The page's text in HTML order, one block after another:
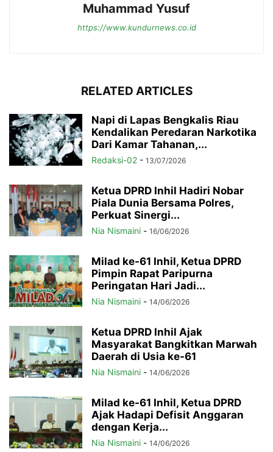
Muhammad Yusuf
https://www.kundurnews.co.id
RELATED ARTICLES
Napi di Lapas Bengkalis Riau
Kendalikan Peredaran Narkotika
Dari Kamar Tahanan,...
Redaksi-02 - 13/07/2026
Ketua DPRD Inhil Hadiri Nobar
Piala Dunia Bersama Polres,
Perkuat Sinergi...
Nia Nismaini - 16/06/2026
Milad ke-61 Inhil, Ketua DPRD
Pimpin Rapat Paripurna
Peringatan Hari Jadi...
Nia Nismaini - 14/06/2026
Ketua DPRD Inhil Ajak
Masyarakat Bangkitkan Marwah
Daerah di Usia ke-61
Nia Nismaini - 14/06/2026
Milad ke-61 Inhil, Ketua DPRD
Ajak Hadapi Defisit Anggaran
dengan Kerja...
Nia Nismaini - 14/06/2026